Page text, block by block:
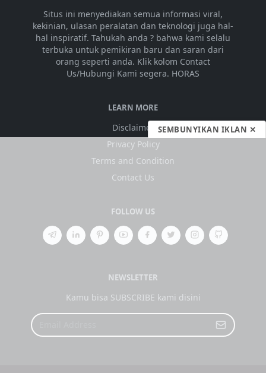
Situs ini menyediakan semua informasi viral,
kekinian, ulasan peralatan dan teknologi juga hal-
hal inspiratif. Tahukah anda ? bahwa kami selalu
terbuka untuk pemikiran baru dan saran dari
orang seperti anda. Klik kolom Contact
Us/Hubungi Kami segera. HORAS
LEARN MORE
Disclaimer
Privacy Policy
Terms and Condition
Contact Us
FOLLOW US
NEWSLETTER
Kamu bisa SUBSCRIBE kami disini
SEMBUNYIKAN IKLAN ✕